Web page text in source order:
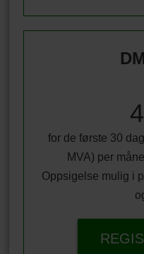
for de første 30
MVA) per
Oppsigelse mulig i